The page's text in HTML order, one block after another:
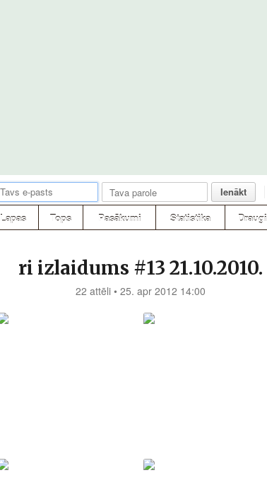
Ienākt
Lapas Tops Pasākumi Statistika Draugi
ri izlaidums #13 21.10.2010.
22 attēli • 25. apr 2012 14:00